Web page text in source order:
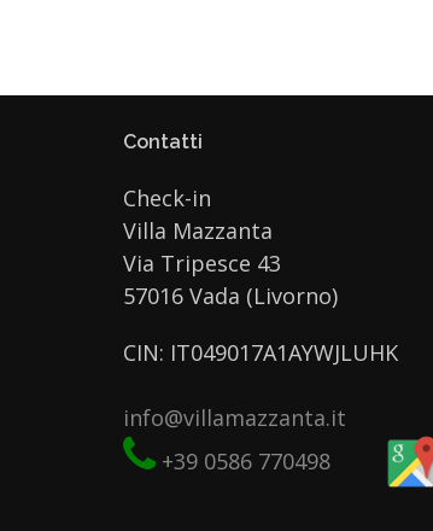
Contatti
Check-in
Villa Mazzanta
Via Tripesce 43
57016 Vada (Livorno)
CIN: IT049017A1AYWJLUHK
info@villamazzanta.it
+39 0586 770498